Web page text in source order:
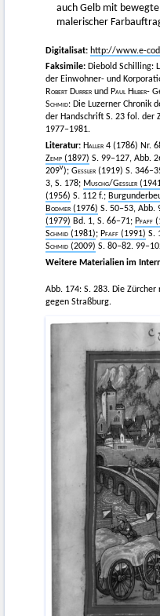
auch Gelb mit
malerischer
Digitalisat: http://www.e-
Faksimile: Diebold Schilling:
der Einwohner- und
Robert Durrer und Paul Hilber-
Schmid: Die Luzerner Chronik
der Handschrift S. 23 fol. der
1977–1981.
Literatur: Haller 4 (1786) Nr.
Zemp (1897) S. 99–127, Abb.
209v); Gessler (1919) S.
3, S. 178; Muschg/Gessler
(1956) S. 112 f.;
Bodmer (1976) S. 50–53, Abb.
(1979) Bd. 1, S. 66–71; Pfaff
Schmid (1981); Pfaff (1991) S.
Schmid (2009) S. 80–82.
Weitere Materialien im
Abb. 174: S. 283. Die
gegen Straßburg.